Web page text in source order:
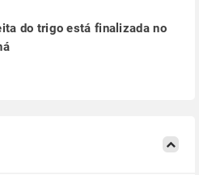
do trigo está finalizada no